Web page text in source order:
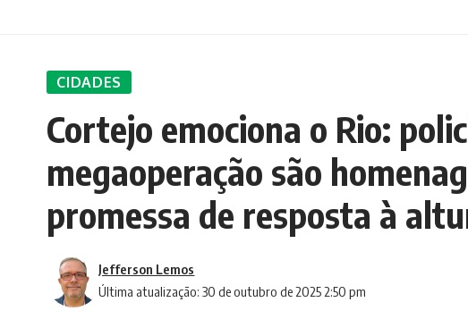
CIDADES
Cortejo emociona o Rio:
megaoperação são
promessa de resposta à
Última atualização: 30 de outubro de 2025 2:50 pm
Jefferson Lemos